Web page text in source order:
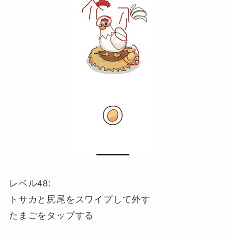
レベル48:
トサカと尻尾をスワイプして外す
たまごをタップする